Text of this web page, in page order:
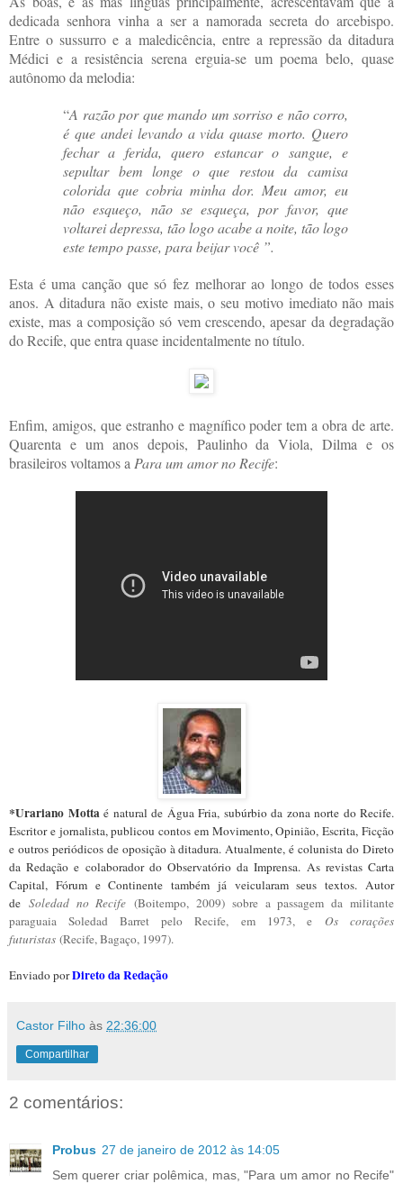
dedicada senhora vinha a ser a namorada secreta do arcebispo.
Entre o sussurro e a maledicência, entre a repressão da ditadura
Médici e a resistência serena erguia-se um poema belo, quase
autônomo da melodia:
“A razão por que mando um sorriso e não corro,
é que andei levando a vida quase morto. Quero
fechar a ferida, quero estancar o sangue, e
sepultar bem longe o que restou da camisa
colorida que cobria minha dor. Meu amor, eu
não esqueço, não se esqueça, por favor, que
voltarei depressa, tão logo acabe a noite, tão logo
este tempo passe, para beijar você ”.
Esta é uma canção que só fez melhorar ao longo de todos esses
anos. A ditadura não existe mais, o seu motivo imediato não mais
existe, mas a composição só vem crescendo, apesar da degradação
do Recife, que entra quase incidentalmente no título.
Enfim, amigos, que estranho e magnífico poder tem a obra de arte.
Quarenta e um anos depois, Paulinho da Viola, Dilma e os
brasileiros voltamos aPara um amor no Recife:
*Urariano Motta é natural de Água Fria, subúrbio da zona norte do Recife.
Escritor e jornalista, publicou contos em Movimento, Opinião, Escrita, Ficção
e outros periódicos de oposição à ditadura. Atualmente, é colunista do Direto
da Redação e colaborador do Observatório da Imprensa. As revistas Carta
Capital, Fórum e Continente também já veicularam seus textos. Autor
de Soledad no Recife (Boitempo, 2009) sobre a passagem da militante
paraguaia Soledad Barret pelo Recife, em 1973, e
Os corações
futuristas (Recife, Bagaço, 1997).
Enviado porDireto da Redação
Castor Filho às 22:36:00
Compartilhar
2 comentários:
Probus 27 de janeiro de 2012 às 14:05
Sem querer criar polêmica, mas, "Para um amor no Recife"